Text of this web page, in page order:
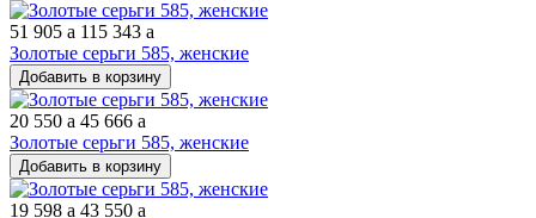
51 905 a 115 343 a
Золотые серьги 585, женские
Добавить в корзину
20 550 a 45 666 a
Золотые серьги 585, женские
Добавить в корзину
19 598 a 43 550 a